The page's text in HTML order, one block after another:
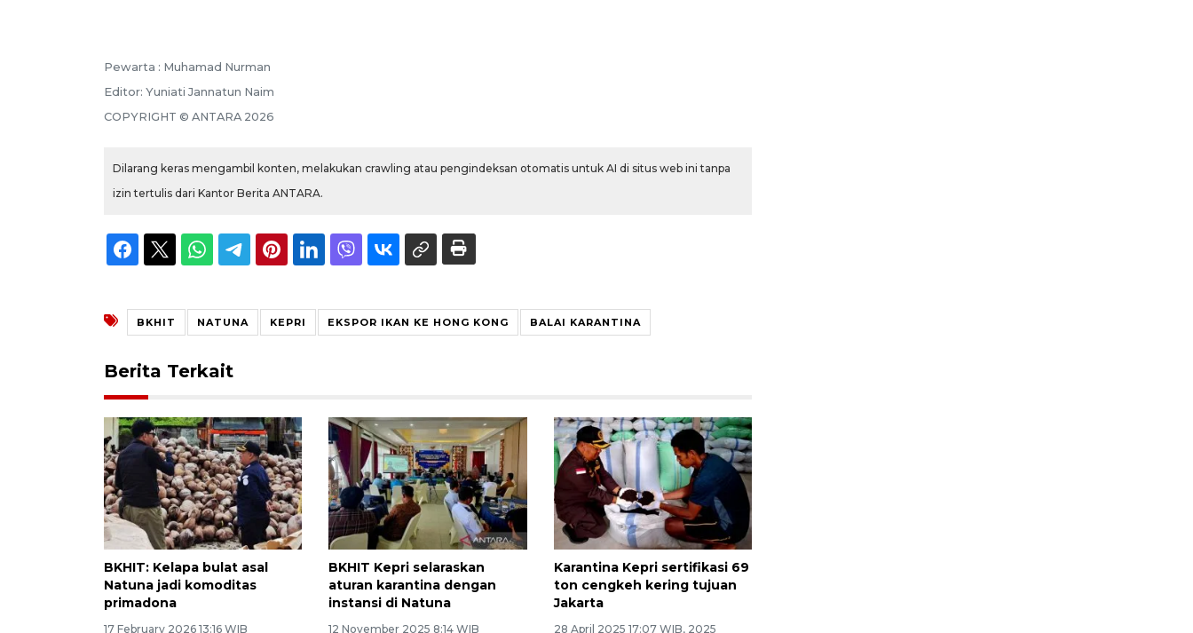
Pewarta : Muhamad Nurman
Editor: Yuniati Jannatun Naim
COPYRIGHT © ANTARA 2026
Dilarang keras mengambil konten, melakukan crawling atau pengindeksan otomatis untuk AI di situs web ini tanpa
izin tertulis dari Kantor Berita ANTARA.
BKHIT NATUNA KEPRI EKSPOR IKAN KE HONG KONG BALAI KARANTINA
Berita Terkait
BKHIT: Kelapa bulat asal
Natuna jadi komoditas
primadona
17 February 2026 13:16 WIB
BKHIT Kepri selaraskan
aturan karantina dengan
instansi di Natuna
12 November 2025 8:14 WIB
Karantina Kepri sertifikasi 69
ton cengkeh kering tujuan
Jakarta
28 April 2025 17:07 WIB, 2025